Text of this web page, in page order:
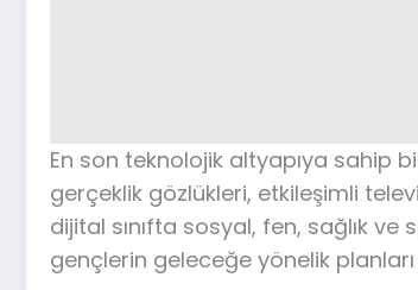
En son teknolojik altyapıya sahip
gerçeklik gözlükleri, etkileşimli
dijital sınıfta sosyal, fen, sağlık
gençlerin geleceğe yönelik